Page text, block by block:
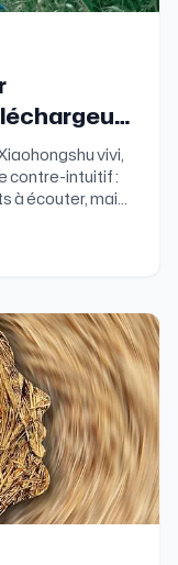
?
vivi,
contre-intuitif :
à écouter, mais
trouvé la